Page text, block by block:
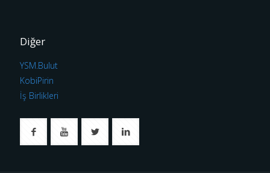
Diğer
YSM.Bulut
KobiPirin
İş Birlikleri